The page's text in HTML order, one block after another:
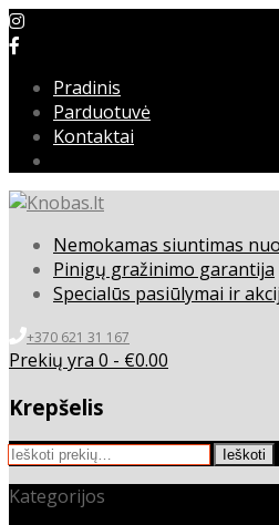
Pradinis
Parduotuvė
Kontaktai
Nemokamas siuntimas
Pinigų gražinimo garantija
Specialūs pasiūlymai ir
+370 621 31 167
Prekių yra 0 - €0.00
Krepšelis
Ieškoti: Ieškoti
Kategorijos